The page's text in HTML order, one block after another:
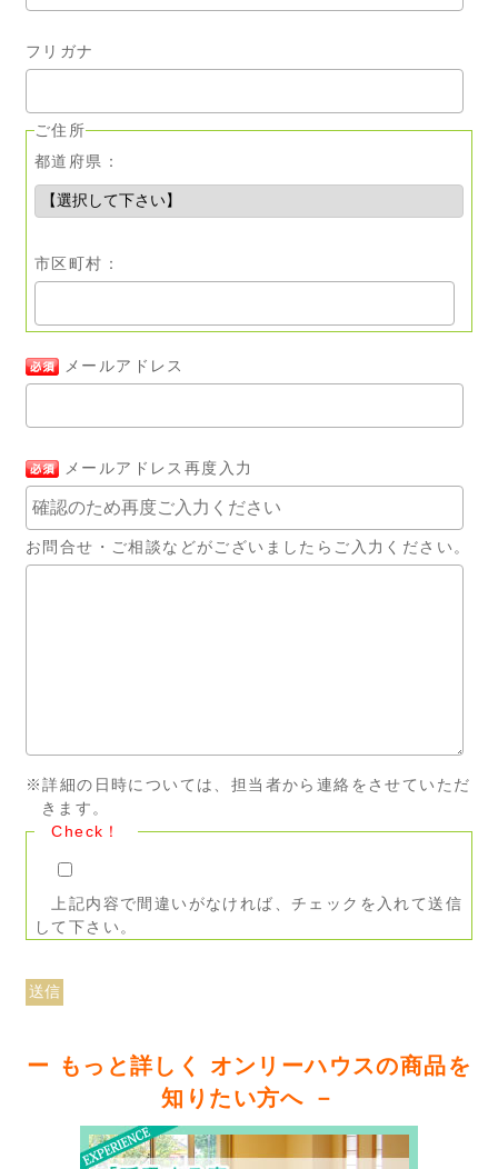
フリガナ
ご住所
都道府県：
市区町村：
メールアドレス
メールアドレス再度入力
お問合せ・ご相談などがございましたらご入力ください。
※詳細の日時については、担当者から連絡をさせていただ
きます。
Check！
上記内容で間違いがなければ、チェックを入れて送信
して下さい。
ー もっと詳しく オンリーハウスの商品を
知りたい方へ －